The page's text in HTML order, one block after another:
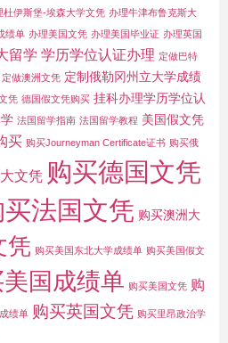
杜伊斯堡-埃森大学文凭 办理牛津布鲁克斯大
绩单 办理美国文凭 办理美国毕业证 办理英国
留学 学历学位认证办理 定做巴特
定做澳洲文凭 定制俄勒冈州立大学成绩
凭 德国假文凭购买 挂科办理学历学位认
法国留学指南 法国留学教程 美国假文凭
买 购买Journeyman Certificate证书 购买俄
文凭 购买德国文凭
买法国文凭 购买澳洲大
凭 购买美国东北大学成绩单 购买美国假文
国成绩单 购买美国文凭 购
绩单 购买英国文凭 购买里昂政治学